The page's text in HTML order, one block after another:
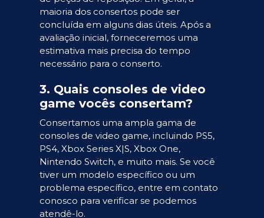
maioria dos consertos pode ser
concluída em alguns dias úteis. Após a
avaliação inicial, forneceremos uma
estimativa mais precisa do tempo
necessário para o conserto.
3. Quais consoles de video
game vocês consertam?
Consertamos uma ampla gama de
consoles de video game, incluindo PS5,
PS4, Xbox Series X|S, Xbox One,
Nintendo Switch, e muito mais. Se você
tiver um modelo específico ou um
problema específico, entre em contato
conosco para verificar se podemos
atendê-lo.